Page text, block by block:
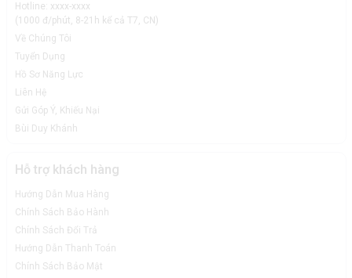
Hotline: xxxx-xxxx
(1000 đ/phút, 8-21h kể cả T7, CN)
Về Chúng Tôi
Tuyển Dụng
Hồ Sơ Năng Lực
Liên Hệ
Gửi Góp Ý, Khiếu Nại
Bùi Duy Khánh
Hỗ trợ khách hàng
Hướng Dẫn Mua Hàng
Chính Sách Bảo Hành
Chính Sách Đổi Trả
Hướng Dẫn Thanh Toán
Chính Sách Bảo Mật